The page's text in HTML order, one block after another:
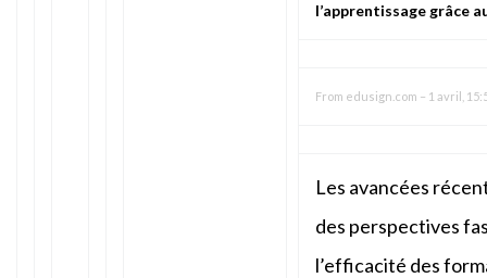
l’apprentissage grâce
From edusign.com – 1 avril,
Les avancées
des perspectives
l’efficacité des